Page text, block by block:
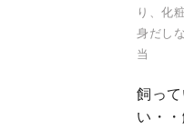
り、化
身だし
当
飼っ
い・